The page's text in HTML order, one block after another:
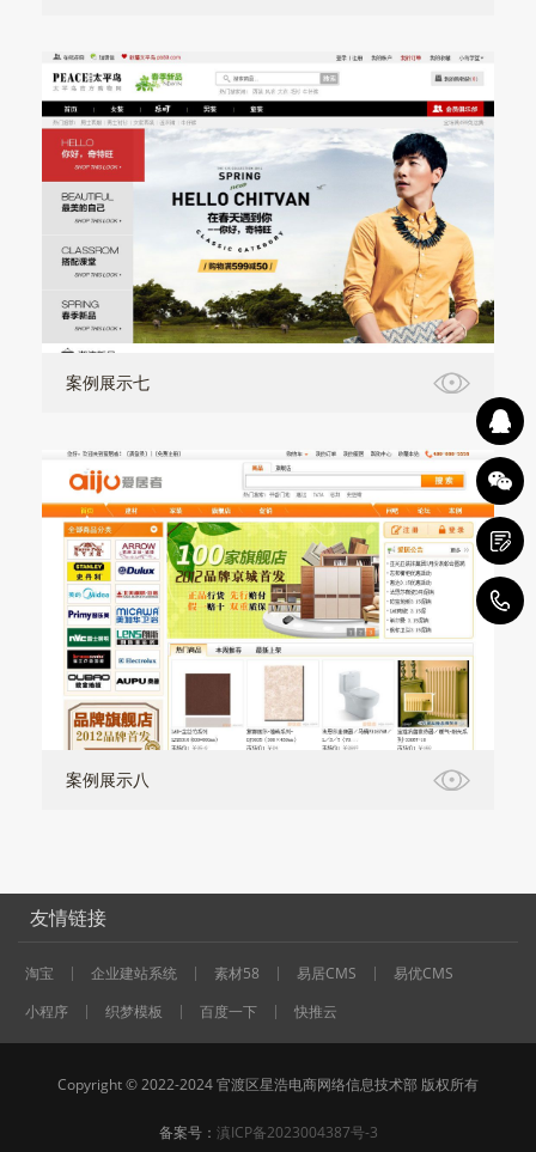
案例展示七
案例展示八
友情链接
淘宝 企业建站系统 素材58 易居CMS
易优CMS
小程序
织梦模板 百度一下 快推云
Copyright © 2022-2024 官渡区星浩电商网络信息技术部 版权所有
备案号： 滇ICP备2023004387号-3